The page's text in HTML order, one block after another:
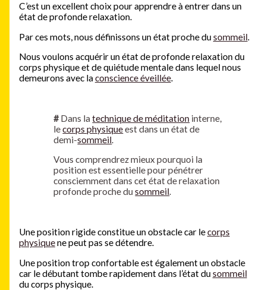
C’est un excellent choix pour apprendre à entrer dans un
état de profonde relaxation.
Par ces mots, nous définissons un état proche dusommeil.
Nous voulons acquérir un état de profonde relaxation du
corps physique et de quiétude mentale dans lequel nous
demeurons avec laconscience éveillée.
# Dans latechnique de méditation interne,
lecorps physiqueest dans un état de
demi-sommeil.
Vous comprendrez mieux pourquoi la
position est essentielle pour pénétrer
consciemment dans cet état de relaxation
profonde proche dusommeil.
Une position rigide constitue un obstacle car lecorps
physiquene peut pas se détendre.
Une position trop confortable est également un obstacle
car le débutant tombe rapidement dans l’état dusommeil
du corps physique.